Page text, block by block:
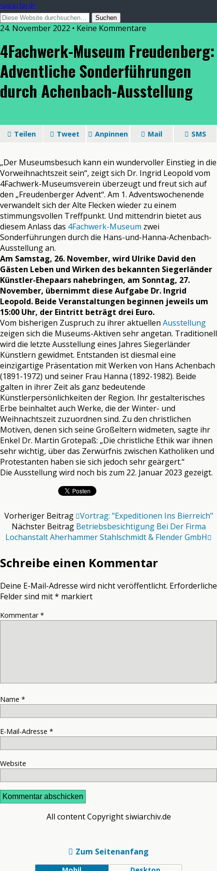
siwiarchiv.de
24. November 2022 • Keine Kommentare
4Fachwerk-Museum Freudenberg:
Adventliche Sonderführungen
durch Achenbach-Ausstellung
Teilen Tweet Anpinnen Mail SMS
„Der Museumsbesuch kann ein wundervoller Einstieg in die
Vorweihnachtszeit sein“, zeigt sich Dr. Ingrid Leopold vom
4Fachwerk-Museumsverein überzeugt und freut sich auf
den „Freudenberger Advent“. Am 1. Adventswochenende
verwandelt sich der Alte Flecken wieder zu einem
stimmungsvollen Treffpunkt. Und mittendrin bietet aus
diesem Anlass das 4Fachwerk-Museum zwei
Sonderführungen durch die Hans-und-Hanna-Achenbach-
Ausstellung an.
Am Samstag, 26. November, wird Ulrike David den
Gästen Leben und Wirken des bekannten Siegerländer
Künstler-Ehepaars nahebringen, am Sonntag, 27.
November, übernimmt diese Aufgabe Dr. Ingrid
Leopold. Beide Veranstaltungen beginnen jeweils um
15:00 Uhr, der Eintritt beträgt drei Euro.
Vom bisherigen Zuspruch zu ihrer aktuellen Ausstellung
zeigen sich die Museums-Aktiven sehr angetan. Traditionell
wird die letzte Ausstellung eines Jahres Siegerländer
Künstlern gewidmet. Entstanden ist diesmal eine
einzigartige Präsentation mit Werken von Hans Achenbach
(1891-1972) und seiner Frau Hanna (1892-1982). Beide
galten in ihrer Zeit als ganz bedeutende
Künstlerpersönlichkeiten der Region. Ihr gestalterisches
Erbe beinhaltet auch Werke, die der Winter- und
Weihnachtszeit zuzuordnen sind. Zu den christlichen
Motiven, denen sich seine Großeltern widmeten, sagte ihr
Enkel Dr. Martin Grotepaß: „Die christliche Ethik war ihnen
sehr wichtig, über das Zerwürfnis zwischen Katholiken und
Protestanten haben sie sich jedoch sehr geärgert.“
Die Ausstellung wird noch bis zum 22. Januar 2023 gezeigt.
Vorheriger Beitrag Vortrag: "Expeditionen Ins Bierreich"
Nächster Beitrag Betriebsbesichtigung Bei Der Firma
Lochanstalt Aherhammer Stahlschmidt & Flender GmbH
Schreibe einen Kommentar
Deine E-Mail-Adresse wird nicht veröffentlicht. Erforderliche
Felder sind mit* markiert
Kommentar*
Name *
E-Mail-Adresse *
Website
All content Copyright siwiarchiv.de
Zum Seitenanfang